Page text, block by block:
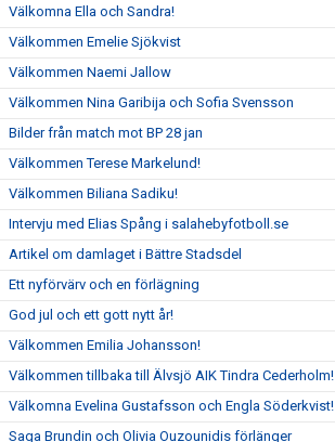
Välkomna Ella och Sandra!
Välkommen Emelie Sjökvist
Välkommen Naemi Jallow
Välkommen Nina Garibija och Sofia Svensson
Bilder från match mot BP 28 jan
Välkommen Terese Markelund!
Välkommen Biliana Sadiku!
Intervju med Elias Spång i salahebyfotboll.se
Artikel om damlaget i Bättre Stadsdel
Ett nyförvärv och en förlägning
God jul och ett gott nytt år!
Välkommen Emilia Johansson!
Välkommen tillbaka till Älvsjö AIK Tindra Cederholm!
Välkomna Evelina Gustafsson och Engla Söderkvist!
Saga Brundin och Olivia Ouzounidis förlänger